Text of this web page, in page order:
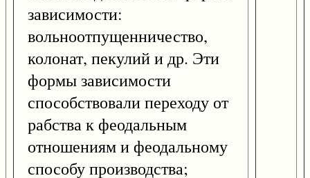
зависимости:
вольноотпущенничество,
колонат, пекулий и др. Эти
формы зависимости
способствовали переходу от
рабства к феодальным
отношениям и феодальному
способу производства;